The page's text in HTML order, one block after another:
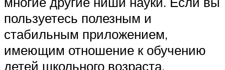
пользуетесь полезным и
стабильным приложением,
имеющим отношение к обучению
детей школьного возраста,